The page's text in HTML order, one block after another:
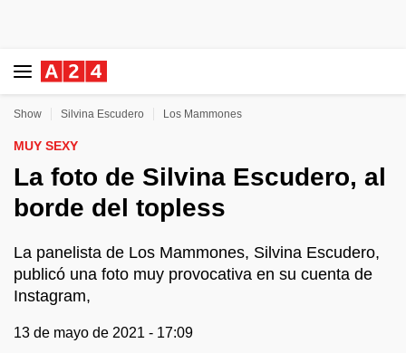
Show Silvina Escudero Los Mammones
MUY SEXY
La foto de Silvina Escudero, al
borde del topless
La panelista de Los Mammones, Silvina Escudero,
publicó una foto muy provocativa en su cuenta de
Instagram,
13 de mayo de 2021 - 17:09